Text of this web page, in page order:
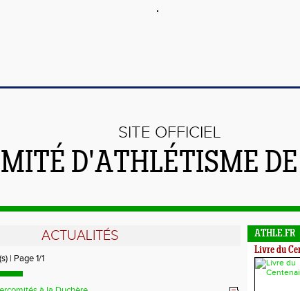
SITE OFFICIEL
D'ATHLÉTISME
ACTUALITÉS
| Page 1/1
ATHLE.FR
Livre du